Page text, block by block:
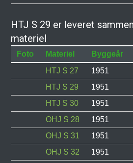
HTJ S 29 er leveret
materiel
Foto Materiel Byggeår
HTJ S 27
1951
HTJ S 29
1951
HTJ S 30
1951
OHJ S 28
1951
OHJ S 31
1951
OHJ S 32
1951